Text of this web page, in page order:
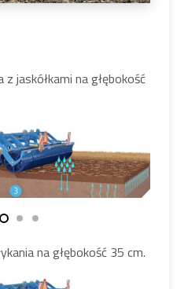
jaskółkami na głębokość
na głębokość 35 cm.